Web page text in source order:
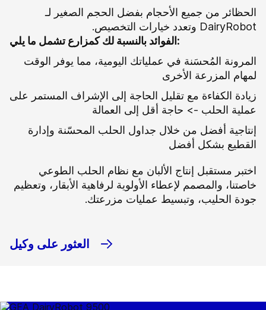
الحظائر من جميع الأحجام بفضل الحجم الصغير لـ
DairyRobot وتعدد خيارات التخصيص.
الفوائد بالنسبة لك كمزارع تشمل ما يلي:
المرونة المُحسَنة في عملياتك اليومية، مما يوفر الوقت
لمهام المزرعة الأخرى
زيادة الكفاءة مع تقليل الحاجة إلى الإشراف المستمر على
عملية الحلب -> حاجة أقل إلى العمالة
إنتاجية أفضل من خلال جداول الحلب المحسّنة وإدارة
القطيع بشكل أفضل
اختبر مستقبل إنتاج الألبان مع نظام الحلب الطوعي
خاصتنا، والمصمم لإعطاء الأولوية لرفاهية الأبقار، وتعظيم
جودة الحليب، وتبسيط عمليات مزرعتك.
العثور على وكيل